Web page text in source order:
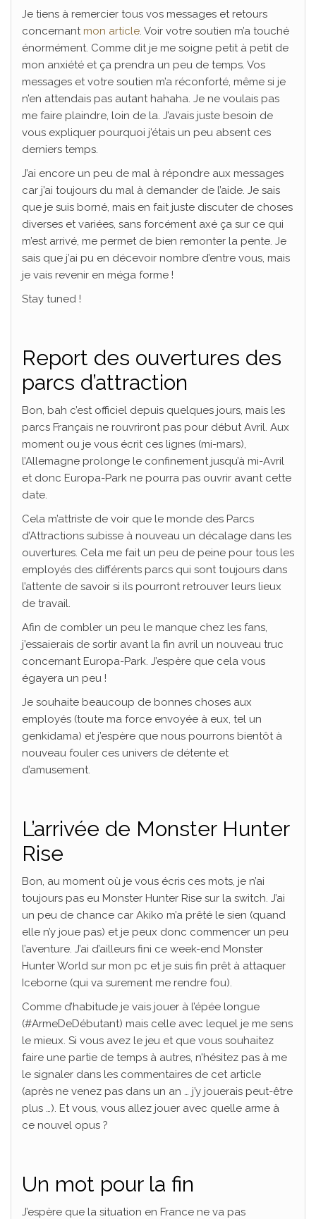
Je tiens à remercier tous vos messages et retours
concernant mon article. Voir votre soutien m’a touché
énormément. Comme dit je me soigne petit à petit de
mon anxiété et ça prendra un peu de temps. Vos
messages et votre soutien m’a réconforté, même si je
n’en attendais pas autant hahaha. Je ne voulais pas
me faire plaindre, loin de la. J’avais juste besoin de
vous expliquer pourquoi j’étais un peu absent ces
derniers temps.
J’ai encore un peu de mal à répondre aux messages
car j’ai toujours du mal à demander de l’aide. Je sais
que je suis borné, mais en fait juste discuter de choses
diverses et variées, sans forcément axé ça sur ce qui
m’est arrivé, me permet de bien remonter la pente. Je
sais que j’ai pu en décevoir nombre d’entre vous, mais
je vais revenir en méga forme !
Stay tuned !
Report des ouvertures des
parcs d’attraction
Bon, bah c’est officiel depuis quelques jours, mais les
parcs Français ne rouvriront pas pour début Avril. Aux
moment ou je vous écrit ces lignes (mi-mars),
l’Allemagne prolonge le confinement jusqu’à mi-Avril
et donc Europa-Park ne pourra pas ouvrir avant cette
date.
Cela m’attriste de voir que le monde des Parcs
d’Attractions subisse à nouveau un décalage dans les
ouvertures. Cela me fait un peu de peine pour tous les
employés des différents parcs qui sont toujours dans
l’attente de savoir si ils pourront retrouver leurs lieux
de travail.
Afin de combler un peu le manque chez les fans,
j’essaierais de sortir avant la fin avril un nouveau truc
concernant Europa-Park. J’espère que cela vous
égayera un peu !
Je souhaite beaucoup de bonnes choses aux
employés (toute ma force envoyée à eux, tel un
genkidama) et j’espère que nous pourrons bientôt à
nouveau fouler ces univers de détente et
d’amusement.
L’arrivée de Monster Hunter
Rise
Bon, au moment où je vous écris ces mots, je n’ai
toujours pas eu Monster Hunter Rise sur la switch. J’ai
un peu de chance car Akiko m’a prêté le sien (quand
elle n’y joue pas) et je peux donc commencer un peu
l’aventure. J’ai d’ailleurs fini ce week-end Monster
Hunter World sur mon pc et je suis fin prêt à attaquer
Iceborne (qui va surement me rendre fou).
Comme d’habitude je vais jouer à l’épée longue
(#ArmeDeDébutant) mais celle avec lequel je me sens
le mieux. Si vous avez le jeu et que vous souhaitez
faire une partie de temps à autres, n’hésitez pas à me
le signaler dans les commentaires de cet article
(après ne venez pas dans un an … j’y jouerais peut-être
plus …). Et vous, vous allez jouer avec quelle arme à
ce nouvel opus ?
Un mot pour la fin
J’espère que la situation en France ne va pas